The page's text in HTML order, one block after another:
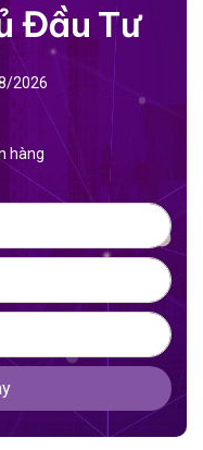
Đầu Tư
2026
hàng